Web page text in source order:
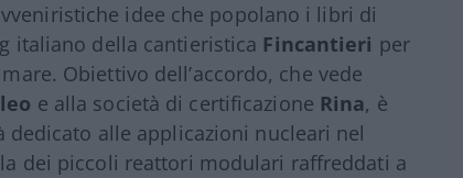
idee che popolano i libri di
italiano della cantieristica Fincantieri per
Obiettivo dell’accordo, che vede
e alla società di certificazione Rina, è
alle applicazioni nucleari nel
dei piccoli reattori modulari raffreddati a